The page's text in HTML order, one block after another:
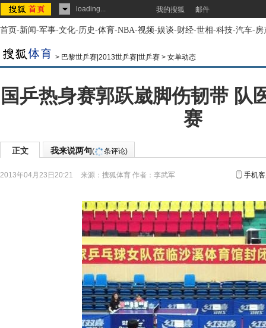
loading... 我的搜狐 邮件
首页-新闻-军事-文化-历史-体育-NBA-视频-娱谈-财经-世相-科技-汽车-房
> 巴黎世乒赛|2013世乒赛|世乒赛 > 女单动态
国乒热身赛郭跃崴脚伤韧带 队
赛
正文 我来说两句( 条评论)
2013年04月23日20:21 来源： 搜狐体育 作者：李武军 手机